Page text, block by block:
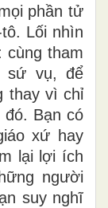
phần tử
Lối nhìn
cùng tham
sứ vụ, để
thay vì chỉ
đó. Bạn có
xứ hay
lại lợi ích
người
suy nghĩ